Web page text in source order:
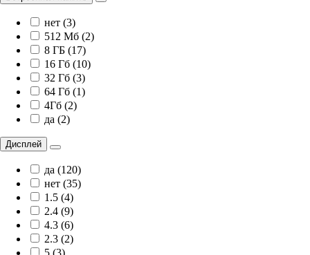
нет (3)
512 Мб (2)
8 ГБ (17)
16 Гб (10)
32 Гб (3)
64 Гб (1)
4Гб (2)
да (2)
Дисплей
да (120)
нет (35)
1.5 (4)
2.4 (9)
4.3 (6)
2.3 (2)
5 (3)